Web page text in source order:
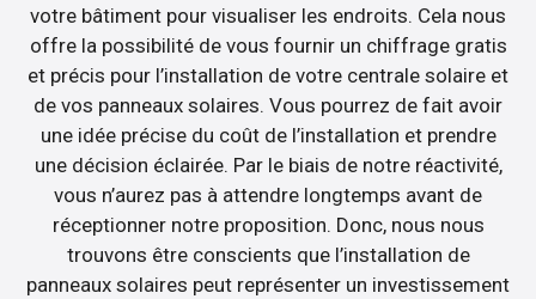
votre bâtiment pour visualiser les endroits. Cela nous
offre la possibilité de vous fournir un chiffrage gratis
et précis pour l’installation de votre centrale solaire et
de vos panneaux solaires. Vous pourrez de fait avoir
une idée précise du coût de l’installation et prendre
une décision éclairée. Par le biais de notre réactivité,
vous n’aurez pas à attendre longtemps avant de
réceptionner notre proposition. Donc, nous nous
trouvons être conscients que l’installation de
panneaux solaires peut représenter un investissement